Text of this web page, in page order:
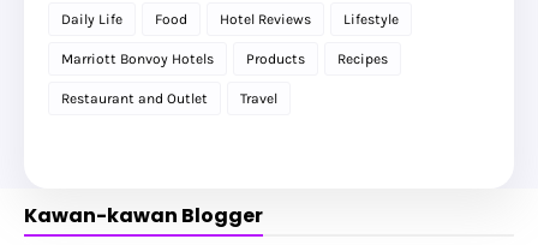
►August 2025(8)
July 2025
►May 2025(12)
►
April 2025
(2)
►February 2025(1)
►September 2024(34)
►August 2024(29)
Daily Life Food Hotel Reviews Lifestyle
Marriott Bonvoy Hotels Products Recipes
Restaurant and Outlet Travel
Kawan-kawan Blogger